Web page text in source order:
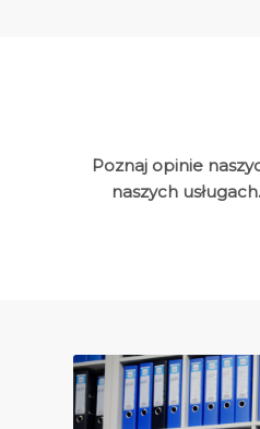
Poznaj opinie
naszych